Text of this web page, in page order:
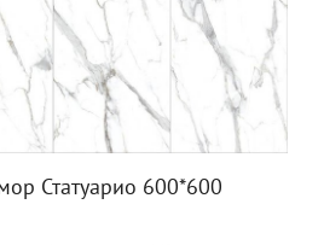
Статуарио 600*600